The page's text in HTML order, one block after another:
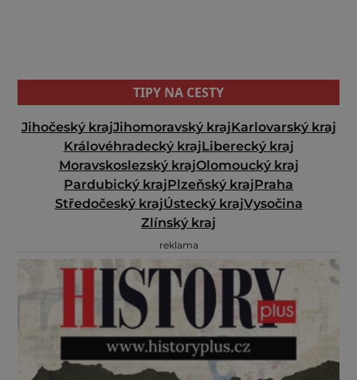
TIPY NA CESTY
Jihočeský krajJihomoravský krajKarlovarský kraj
Královéhradecký krajLiberecký kraj
Moravskoslezský krajOlomoucký kraj
Pardubický krajPlzeňský krajPraha
Středočeský krajÚstecký krajVysočina
Zlínský kraj
reklama